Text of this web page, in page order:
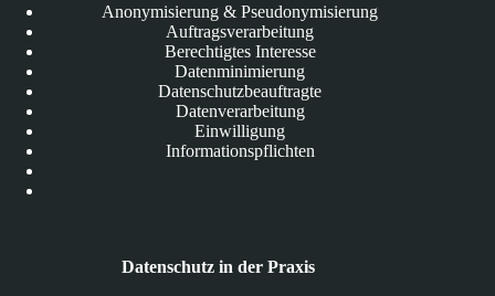
Anonymisierung & Pseudonymisierung
Auftragsverarbeitung
Berechtigtes Interesse
Datenminimierung
Datenschutzbeauftragte
Datenverarbeitung
Einwilligung
Informationspflichten
Datenschutz in der Praxis